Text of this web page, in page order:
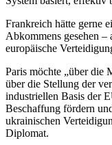
Frankreich hätte gerne
Abkommens gesehen –
europäische
Paris möchte „über die
über die Stellung der
industriellen Basis der
Beschaffung fördern
ukrainischen
Diplomat.